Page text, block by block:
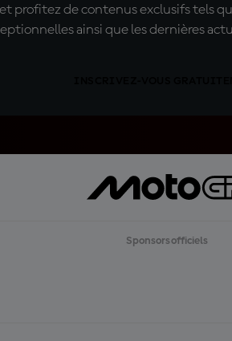
profitez de contenus exclusifs tels
ainsi que les dernières
Sponsors officiels